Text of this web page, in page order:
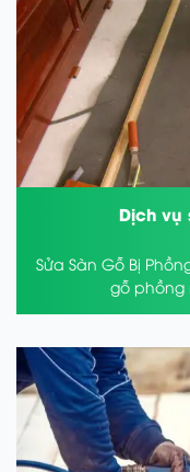
Dịch vụ
Sửa Sàn Gỗ Bị
gỗ phồng